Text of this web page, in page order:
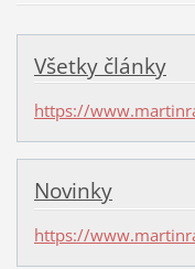
Všetky články
https://
Novinky
https://